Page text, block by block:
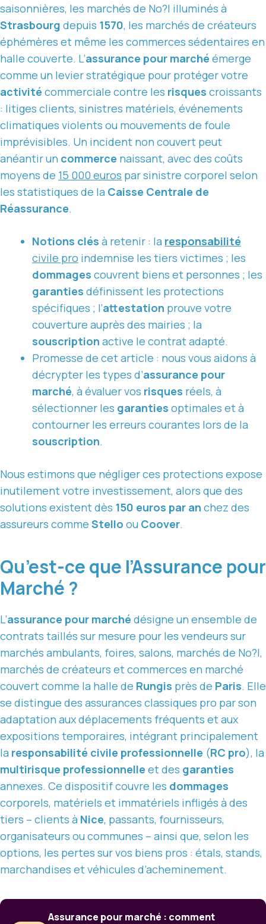
saisonnières, les marchés de No?l illuminés à
Strasbourg depuis 1570, les marchés de créateurs
éphémères et même les commerces sédentaires en
halle couverte. L’assurance pour marché émerge
comme un levier stratégique pour protéger votre
activité commerciale contre les risques croissants
: litiges clients, sinistres matériels, événements
climatiques violents ou mouvements de foule
imprévisibles. Un incident non couvert peut
anéantir un commerce naissant, avec des coûts
moyens de 15 000 euros par sinistre corporel selon
les statistiques de la Caisse Centrale de
Réassurance.
Notions clés à retenir : la responsabilité
civile pro indemnise les tiers victimes ; les
dommages couvrent biens et personnes ; les
garanties définissent les protections
spécifiques ; l’attestation prouve votre
couverture auprès des mairies ; la
souscription active le contrat adapté.
Promesse de cet article : nous vous aidons à
décrypter les types d’assurance pour
marché, à évaluer vos risques réels, à
sélectionner les garanties optimales et à
contourner les erreurs courantes lors de la
souscription.
Nous estimons que négliger ces protections expose
inutilement votre investissement, alors que des
solutions existent dès 150 euros par an chez des
assureurs comme Stello ou Coover.
Qu’est-ce que l’Assurance pour
Marché ?
L’assurance pour marché désigne un ensemble de
contrats taillés sur mesure pour les vendeurs sur
marchés ambulants, foires, salons, marchés de No?l,
marchés de créateurs et commerces en marché
couvert comme la halle de Rungis près de Paris. Elle
se distingue des assurances classiques pro par son
adaptation aux déplacements fréquents et aux
expositions temporaires, intégrant principalement
la responsabilité civile professionnelle (RC pro), la
multirisque professionnelle et des garanties
annexes. Ce dispositif couvre les dommages
corporels, matériels et immatériels infligés à des
tiers – clients à Nice, passants, fournisseurs,
organisateurs ou communes – ainsi que, selon les
options, les pertes sur vos biens pros : étals, stands,
marchandises et véhicules d’acheminement.
Assurance pour marché : comment